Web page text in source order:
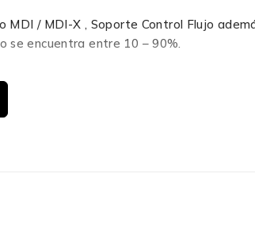
/ MDI-X , Soporte Control Flujo
se encuentra entre 10 – 90%.